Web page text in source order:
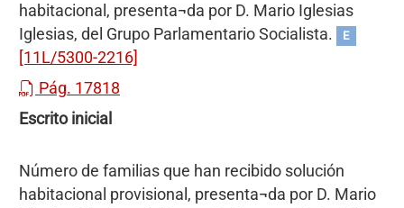
habitacional, presenta¬da por D. Mario Iglesias
Iglesias, del Grupo Parlamentario Socialista.
E
[11L/5300-2216]
Pág. 17818
Escrito inicial
Número de familias que han recibido solución
habitacional provisional, presenta¬da por D. Mario